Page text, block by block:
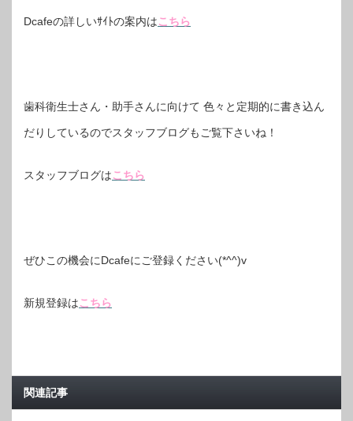
Dcafeの詳しいｻｲﾄの案内はこちら
歯科衛生士さん・助手さんに向けて 色々と定期的に書き込ん
だりしているのでスタッフブログもご覧下さいね！
スタッフブログはこちら
ぜひこの機会にDcafeにご登録ください(*^^)v
新規登録はこちら
関連記事